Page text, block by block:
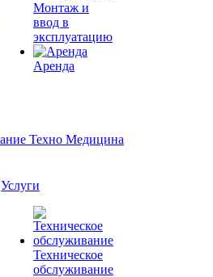
Монтаж и
ввод в
эксплуатацию
Аренда
Услуги
Техническое
обслуживание